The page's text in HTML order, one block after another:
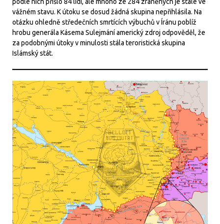
vážném stavu. K útoku se dosud žádná skupina nepřihlásila. Na
otázku ohledně středečních smrtících výbuchů v Íránu poblíž
hrobu generála Kásema Sulejmání americký zdroj odpověděl, že
za podobnými útoky v minulosti stála teroristická skupina
Islámský stát.